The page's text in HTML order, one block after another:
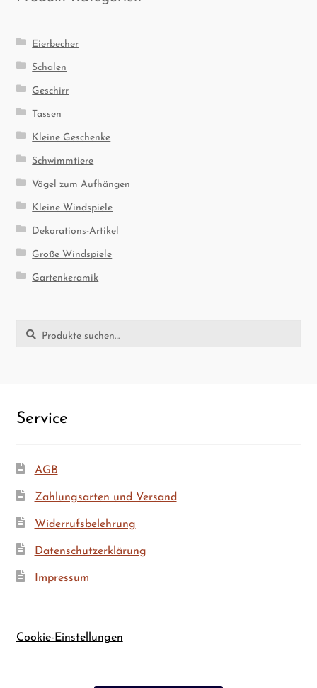
Eierbecher
Schalen
Geschirr
Tassen
Kleine Geschenke
Schwimmtiere
Vögel zum Aufhängen
Kleine Windspiele
Dekorations-Artikel
Große Windspiele
Gartenkeramik
Suche
nach:
Suche
Ser­vice
AGB
Zah­lungs­ar­ten und Versand
Wider­rufs­be­leh­rung
Daten­schutz­er­klä­rung
Impres­sum
Cookie-Einstellungen